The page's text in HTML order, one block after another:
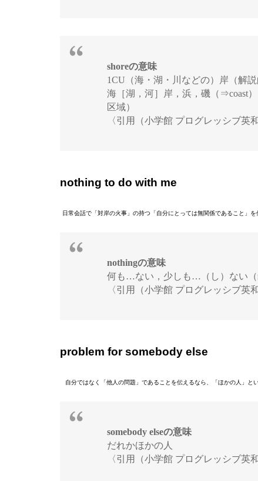
shoreの意味
1CU（海・湖・川などの）岸（解説
海［湖，河］岸，浜，磯（⇒coast
区域）
〈引用（小学館 プログレッシブ英
nothing to do with me
日常会話で「対岸の火事」の持つ「自分にとっては無関係であること」
nothingの意味
何も…ない，少しも…（し）ない（
〈引用（小学館 プログレッシブ英
problem for somebody else
自分ではなく「他人の問題」であることを伝えるなら、「ほかの人」と
somebody elseの意味
だれかほかの人
〈引用（小学館 プログレッシブ英